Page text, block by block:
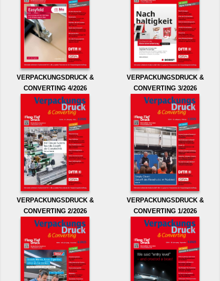
VERPACKUNGSDRUCK &
CONVERTING 4/2026
VERPACKUNGSDRUCK &
CONVERTING 3/2026
VERPACKUNGSDRUCK &
CONVERTING 2/2026
VERPACKUNGSDRUCK &
CONVERTING 1/2026